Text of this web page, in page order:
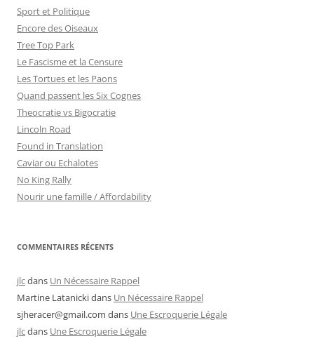
Sport et Politique
Encore des Oiseaux
Tree Top Park
Le Fascisme et la Censure
Les Tortues et les Paons
Quand passent les Six Cognes
Theocratie vs Bigocratie
Lincoln Road
Found in Translation
Caviar ou Echalotes
No King Rally
Nourir une famille / Affordability
COMMENTAIRES RÉCENTS
jlcdans Un Nécessaire Rappel
Martine Latanickidans Un Nécessaire Rappel
sjheracer@gmail.com dans Une Escroquerie Légale
jlcdans Une Escroquerie Légale